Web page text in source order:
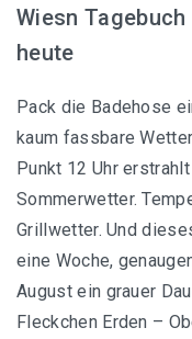
Wiesn
heute
Pack die Badehose
kaum fassbare
Punkt 12 Uhr
Sommerwetter.
Grillwetter. Und
eine Woche,
August ein grauer
Fleckchen Erden –